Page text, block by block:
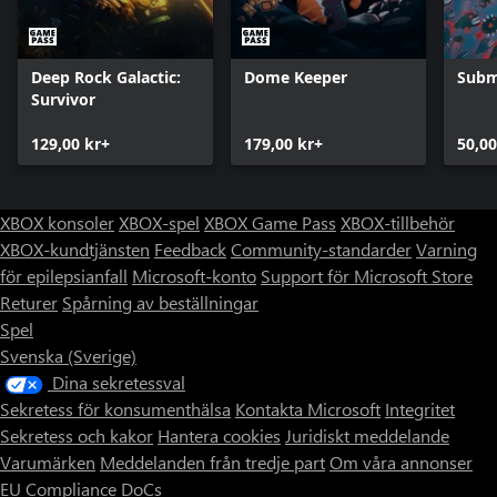
Deep Rock Galactic:
Survivor
129,00 kr+
Dome Keeper
179,00 kr+
XBOX konsolerXBOX-spel XBOX Game Pass XBOX-tillbehör
XBOX-kundtjänsten FeedbackCommunity-standarderVarning
för epilepsianfall Microsoft-konto Support för Microsoft Store
Returer Spårning av beställningar
Spel
Svenska (Sverige)
Dina sekretessval
Sekretess för konsumenthälsa Kontakta Microsoft Integritet
Sekretess och kakor Hantera cookies Juridiskt meddelande
Varumärken Meddelanden från tredje partOm våra annonser
EU Compliance DoCs